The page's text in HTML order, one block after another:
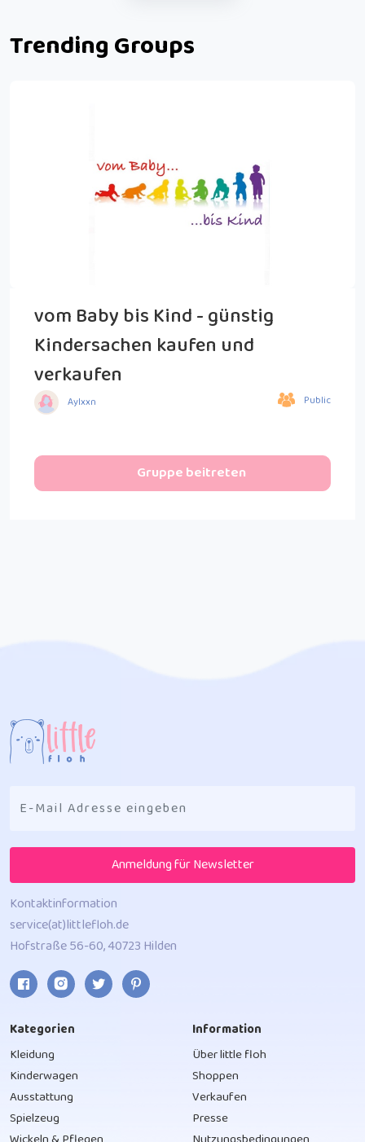
Trending Groups
vom Baby bis Kind - günstig
Kindersachen kaufen und
verkaufen
Aylxxn Public
Gruppe beitreten
Anmeldung für Newsletter
Kontaktinformation
service(at)littlefloh.de
Hofstraße 56-60, 40723 Hilden
Kategorien
Kleidung
Kinderwagen
Ausstattung
Spielzeug
Information
Über little floh
Shoppen
Verkaufen
Presse